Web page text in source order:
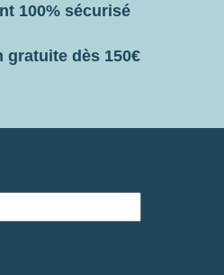
100% sécurisé
gratuite dès 150€